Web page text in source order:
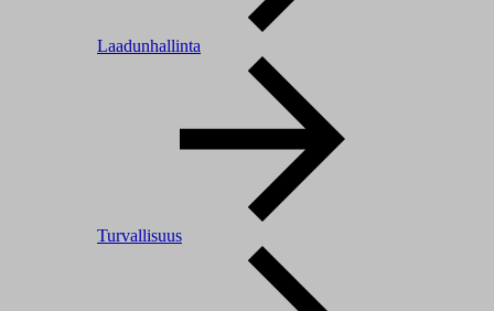
Laadunhallinta
Turvallisuus